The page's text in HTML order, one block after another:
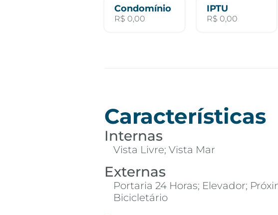
Condomínio
R$ 0,00
IPTU
R$ 0,00
Características
Internas
Vista Livre; Vista Mar
Externas
Portaria 24 Horas; Elevador;
Bicicletário